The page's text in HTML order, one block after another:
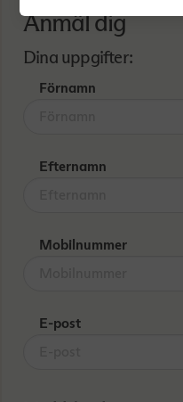
Anmäl dig
Dina uppgifter:
Förnamn
Efternamn
Mobilnummer
E-post